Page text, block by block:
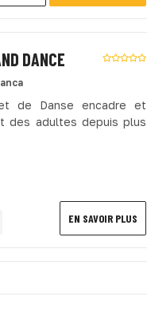
DANCE
de Danse encadre et
des adultes depuis plus
EN SAVOIR PLUS